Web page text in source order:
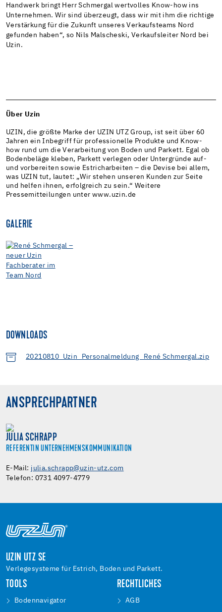
Handwerk bringt Herr Schmergal wertvolles Know-how ins
Unternehmen. Wir sind überzeugt, dass wir mit ihm die richtige
Verstärkung für die Zukunft unseres Verkaufsteams Nord
gefunden haben“, so Nils Malscheski, Verkaufsleiter Nord bei
Uzin.
Über Uzin
UZIN, die größte Marke der UZIN UTZ Group, ist seit über 60
Jahren ein Inbegriff für professionelle Produkte und Know-
how rund um die Verarbeitung von Boden und Parkett. Egal ob
Bodenbeläge kleben, Parkett verlegen oder Untergründe auf-
und vorbereiten sowie Estricharbeiten – die Devise bei allem,
was UZIN tut, lautet: „Wir stehen unseren Kunden zur Seite
und helfen ihnen, erfolgreich zu sein.“ Weitere
Pressemitteilungen unter www.uzin.de
GALERIE
DOWNLOADS
20210810_Uzin_Personalmeldung_René Schmergal.zip
ANSPRECHPARTNER
JULIA SCHRAPP
REFERENTIN UNTERNEHMENSKOMMUNIKATION
E-Mail: julia.schrapp@uzin-utz.com
Telefon: 0731 4097-4779
UZIN UTZ SE
Verlegesysteme für Estrich, Boden und Parkett.
TOOLS
Bodennavigator
RECHTLICHES
AGB